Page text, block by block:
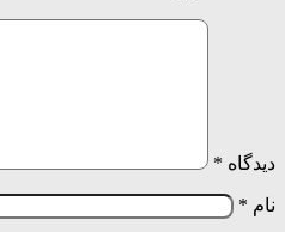
دیدگاه *
نام *